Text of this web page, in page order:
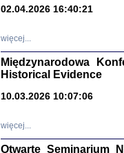
02.04.2026 16:40:21
więcej...
Międzynarodowa
Historical Evidence
10.03.2026 10:07:06
więcej...
Otwarte Seminarium